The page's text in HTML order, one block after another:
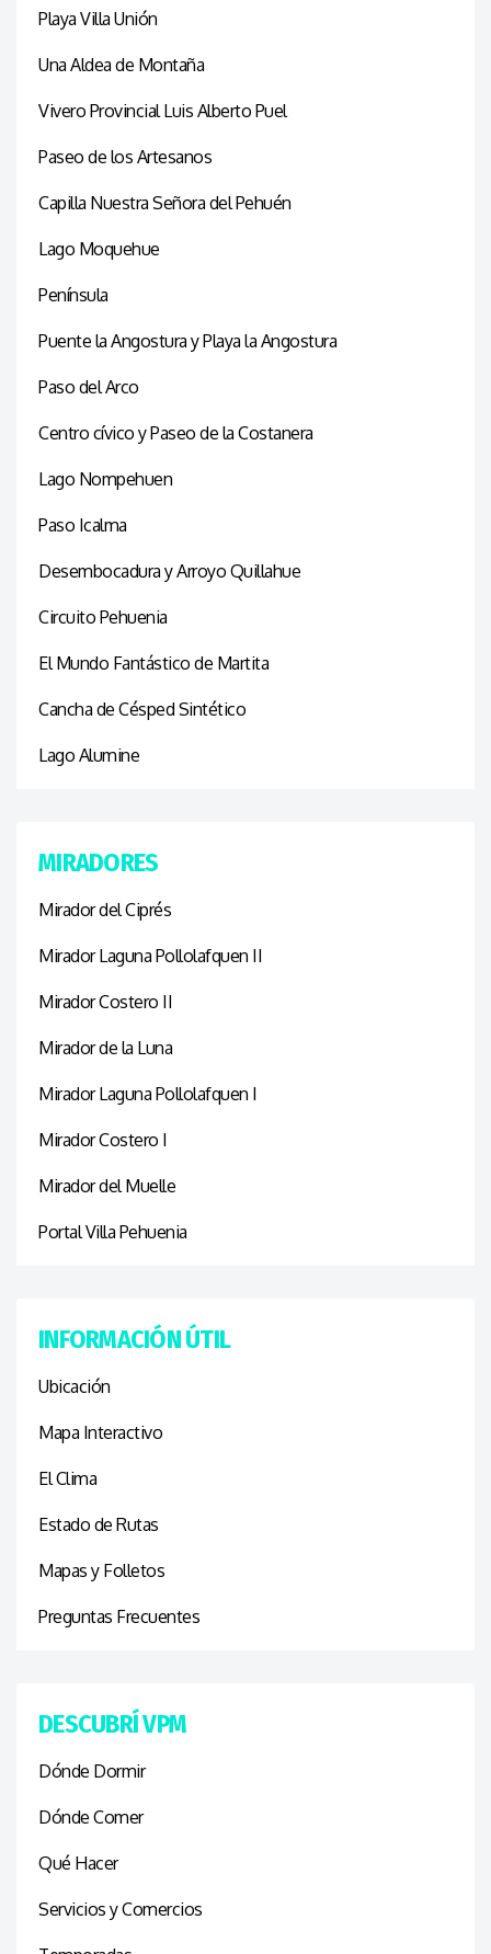
Playa Villa Unión
Una Aldea de Montaña
Vivero Provincial Luis Alberto Puel
Paseo de los Artesanos
Capilla Nuestra Señora del Pehuén
Lago Moquehue
Península
Puente la Angostura y Playa la Angostura
Paso del Arco
Centro cívico y Paseo de la Costanera
Lago Nompehuen
Paso Icalma
Desembocadura y Arroyo Quillahue
Circuito Pehuenia
El Mundo Fantástico de Martita
Cancha de Césped Sintético
Lago Alumine
MIRADORES
Mirador del Ciprés
Mirador Laguna Pollolafquen II
Mirador Costero II
Mirador de la Luna
Mirador Laguna Pollolafquen I
Mirador Costero I
Mirador del Muelle
Portal Villa Pehuenia
INFORMACIÓN ÚTIL
Ubicación
Mapa Interactivo
El Clima
Estado de Rutas
Mapas y Folletos
Preguntas Frecuentes
DESCUBRÍ VPM
Dónde Dormir
Dónde Comer
Qué Hacer
Servicios y Comercios